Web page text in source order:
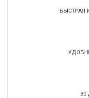
БЫСТРАЯ
30